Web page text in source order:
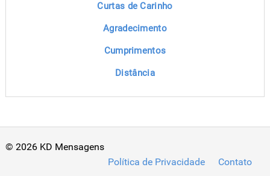
Curtas de Carinho
Agradecimento
Cumprimentos
Distância
© 2026 KD Mensagens
Política de Privacidade
Contato